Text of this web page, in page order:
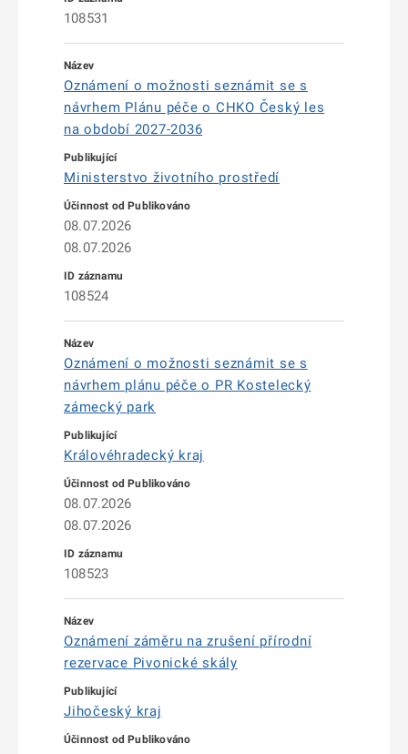
108531
Oznámení o možnosti seznámit se s
návrhem Plánu péče o CHKO Český les
na období 2027-2036
Ministerstvo životního prostředí
08.07.2026
08.07.2026
108524
Oznámení o možnosti seznámit se s
návrhem plánu péče o PR Kostelecký
zámecký park
Královéhradecký kraj
08.07.2026
08.07.2026
108523
Oznámení záměru na zrušení přírodní
rezervace Pivonické skály
Jihočeský kraj